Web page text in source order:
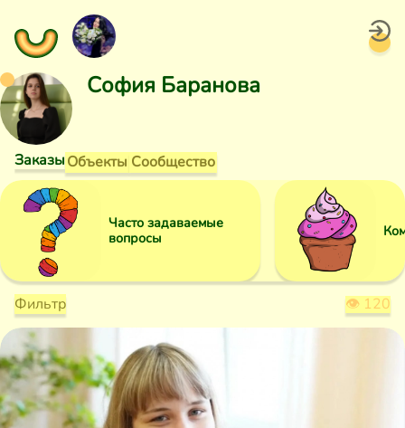
София Баранова
ЗаказыОбъекты Сообщество
Часто задаваемые
вопросы
Фильтр 👁 120